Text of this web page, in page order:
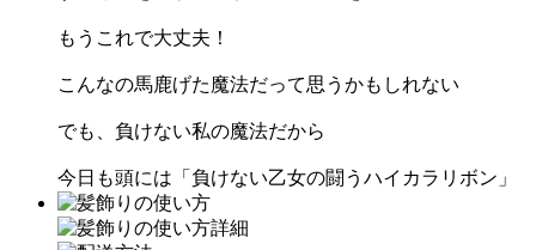
もうこれで大丈夫！
こんなの馬鹿げた魔法だって思うかもしれない
でも、負けない私の魔法だから
今日も頭には「負けない乙女の闘うハイカラリボン」